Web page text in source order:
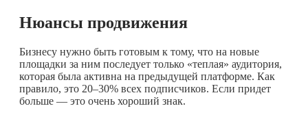
Нюансы продвижения
Бизнесу нужно быть готовым к тому, что на новые
площадки за ним последует только «теплая» аудитория,
которая была активна на предыдущей платформе. Как
правило, это 20–30% всех подписчиков. Если придет
больше — это очень хороший знак.